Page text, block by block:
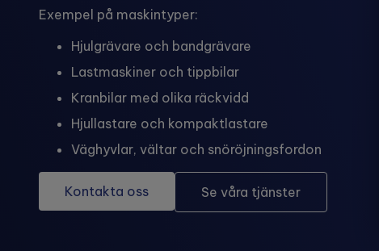
Exempel på maskintyper:
Hjulgrävare och bandgrävare
Lastmaskiner och tippbilar
Kranbilar med olika räckvidd
Hjullastare och kompaktlastare
Väghyvlar, vältar och snöröjningsfordon
Kontakta oss Se våra tjänster